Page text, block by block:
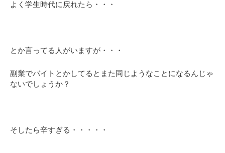
よく学生時代に戻れたら・・・
とか言ってる人がいますが・・・
副業でバイトとかしてるとまた同じようなことになるんじゃ
ないでしょうか？
そしたら辛すぎる・・・・・